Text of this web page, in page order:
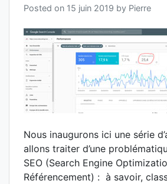
Posted on 15 juin 2019 by Pierre
Nous inaugurons ici une série
allons traiter d’une
SEO (Search Engine
Référencement) : à savoir,